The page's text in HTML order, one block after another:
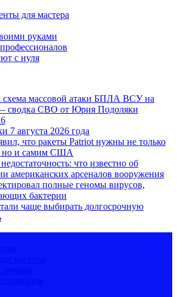
для мастера
руками
с нуля
схема массовой атаки БПЛА ВСУ на
сводка СВО от Юрия Подоляки
7 августа 2026 года
что ракеты Patriot нужны не только
но и самим США
что известно об
американских арсеналов вооружения
полные геномы вирусов,
бактерии
чаще выбирать долгосрочную